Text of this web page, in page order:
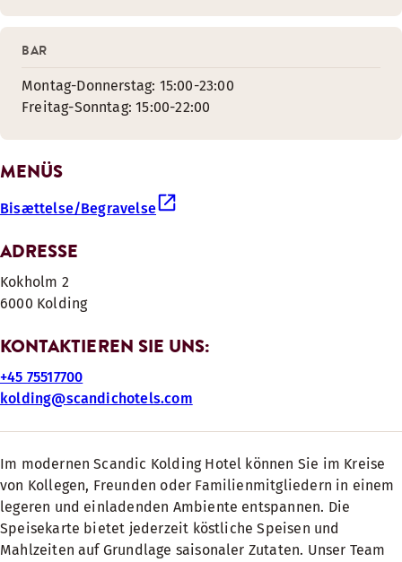
BAR
Montag-Donnerstag: 15:00-23:00
Freitag-Sonntag: 15:00-22:00
MENÜS
Bisættelse/Begravelse
ADRESSE
Kokholm 2
6000 Kolding
KONTAKTIEREN SIE UNS:
+45 75517700
kolding@scandichotels.com
Im modernen Scandic Kolding Hotel können Sie im Kreise
von Kollegen, Freunden oder Familienmitgliedern in einem
legeren und einladenden Ambiente entspannen. Die
Speisekarte bietet jederzeit köstliche Speisen und
Mahlzeiten auf Grundlage saisonaler Zutaten. Unser Team